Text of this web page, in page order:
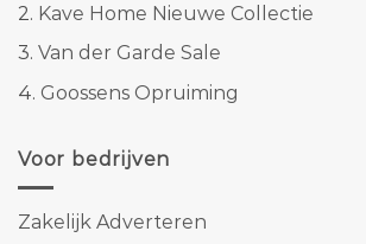
2. Kave Home Nieuwe Collectie
3. Van der Garde Sale
4. Goossens Opruiming
Voor bedrijven
Zakelijk Adverteren